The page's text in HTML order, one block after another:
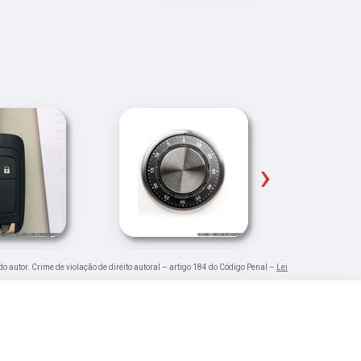
›
autor. Crime de violação de direito autoral – artigo 184 do Código Penal – Lei